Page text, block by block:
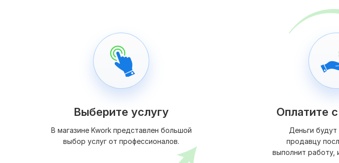
Выберите услугу
В магазине Kwork представлен большой
выбор услуг от профессионалов.
Оплатите
Деньги
продавцу
выполнит работу,